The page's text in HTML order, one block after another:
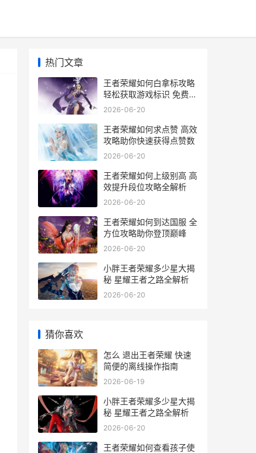
热门文章
王者荣耀如何白拿标攻略
轻松获取游戏标识 免费福
利大揭秘
2026-06-20
王者荣耀如何求点赞 高效
攻略助你快速获得点赞数
2026-06-20
王者荣耀如何上级别高 高
效提升段位攻略全解析
2026-06-20
王者荣耀如何到达国服 全
方位攻略助你登顶巅峰
2026-06-20
小胖王者荣耀多少星大揭
秘 星耀王者之路全解析
2026-06-20
猜你喜欢
怎么 退出王者荣耀 快速
简便的离线操作指南
2026-06-19
小胖王者荣耀多少星大揭
秘 星耀王者之路全解析
2026-06-20
王者荣耀如何查看孩子使